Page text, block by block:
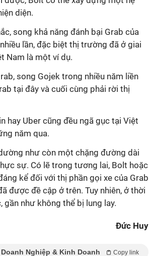
diện.
song khả năng đánh bại Grab của
lần, đặc biệt thị trường đã ở giai
Nam là một ví dụ.
song Gojek trong nhiều năm liền
tại đây và cuối cùng phải rời thị
hay Uber cũng đều ngã gục tại Việt
năm qua.
như còn một chặng đường dài
sự. Có lẽ trong tương lai, Bolt hoặc
kể đối với thị phần gọi xe của Grab
được đề cập ở trên. Tuy nhiên, ở thời
như không thể bị lung lay.
Đức Huy
Doanh Nghiệp & Kinh Doanh Copy link